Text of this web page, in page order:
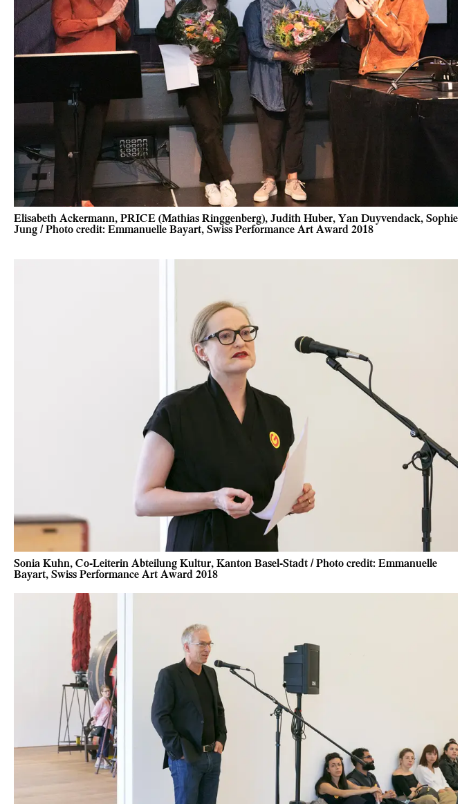
Elisabeth Ackermann, PRICE (Mathias Ringgenberg), Judith Huber, Yan Duyvendack, Sophie
Jung / Photo credit: Emmanuelle Bayart, Swiss Performance Art Award 2018
Sonia Kuhn, Co-Leiterin Abteilung Kultur, Kanton Basel-Stadt / Photo credit: Emmanuelle
Bayart, Swiss Performance Art Award 2018